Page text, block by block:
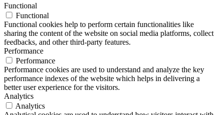
Functional
Functional
Functional cookies help to perform certain functionalities like
sharing the content of the website on social media platforms, collect
feedbacks, and other third-party features.
Performance
Performance
Performance cookies are used to understand and analyze the key
performance indexes of the website which helps in delivering a
better user experience for the visitors.
Analytics
Analytics